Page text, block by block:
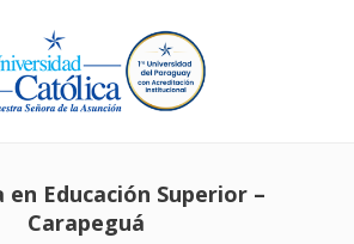
en Educación Superior –
Carapeguá